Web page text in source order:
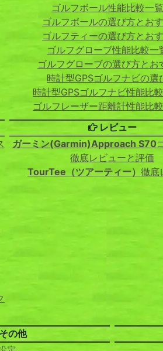
ゴルフボール性能比較一
ゴルフボールの選び方とお
ゴルフティーの選び方とお
ゴルフグローブ性能比較一
ゴルフグローブの選び方とお
時計型GPSゴルフナビの選
時計型GPSゴルフナビ性能比
ゴルフレーザー距離計性能比
レビュー
ガーミン(Garmin)Approach S70
徹底レビューと評価
TourTee（ツアーティー） 徹底
その他